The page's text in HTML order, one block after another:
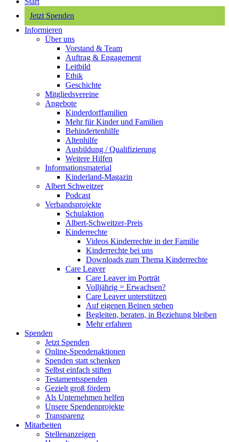
Jetzt Spenden
Informieren
Über uns
Vorstand & Team
Auftrag & Engagement
Leitbild
Ethik
Geschichte
Mitgliedsvereine
Angebote
Kinderdorffamilien
Mehr für Kinder und Familien
Behindertenhilfe
Altenhilfe
Ausbildung / Qualifizierung
Weitere Hilfen
Informationsmaterial
Kinderland-Magazin
Albert Schweitzer
Podcast
Verbandsprojekte
Schulaktion
Albert-Schweitzer-Preis
Kinderrechte
Videos Kinderrechte in der Familie
Kinderrechte bei uns
Downloads zum Thema Kinderrechte
Care Leaver
Care Leaver im Porträt
Volljährig = Erwachsen?
Care Leaver unterstützen
Auf eigenen Beinen stehen
Begleiten, beraten, in Beziehung bleiben
Mehr erfahren
Spenden
Jetzt Spenden
Online-Spendenaktionen
Spenden statt schenken
Selbst einfach stiften
Testamentsspenden
Gezielt groß fördern
Als Unternehmen helfen
Unsere Spendenprojekte
Transparenz
Mitarbeiten
Stellenanzeigen